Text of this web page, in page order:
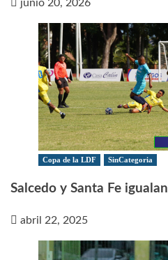
junio 20, 2026
Copa de la LDF SinCategoria
Salcedo y Santa Fe igualan
abril 22, 2025